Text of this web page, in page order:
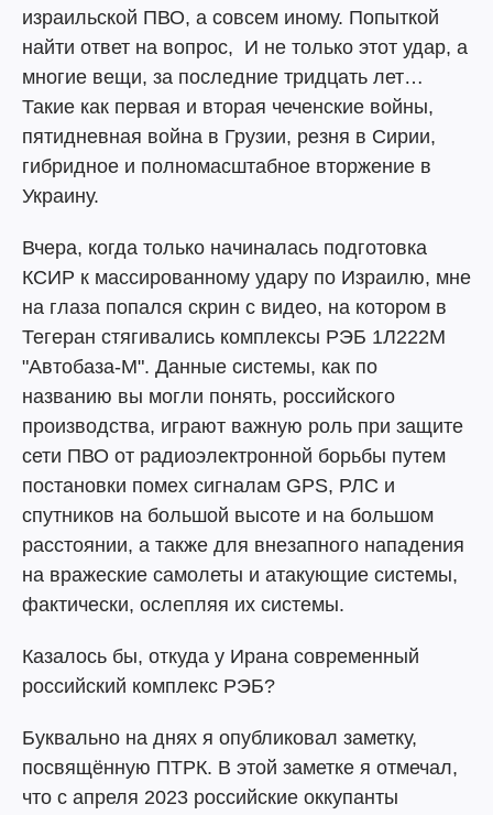
израильской ПВО, а совсем иному. Попыткой
найти ответ на вопрос, И не только этот удар, а
многие вещи, за последние тридцать лет…
Такие как первая и вторая чеченские войны,
пятидневная война в Грузии, резня в Сирии,
гибридное и полномасштабное вторжение в
Украину.
Вчера, когда только начиналась подготовка
КСИР к массированному удару по Израилю, мне
на глаза попался скрин с видео, на котором в
Тегеран стягивались комплексы РЭБ 1Л222М
"Автобаза-М". Данные системы, как по
названию вы могли понять, российского
производства, играют важную роль при защите
сети ПВО от радиоэлектронной борьбы путем
постановки помех сигналам GPS, РЛС и
спутников на большой высоте и на большом
расстоянии, а также для внезапного нападения
на вражеские самолеты и атакующие системы,
фактически, ослепляя их системы.
Казалось бы, откуда у Ирана современный
российский комплекс РЭБ?
Буквально на днях я опубликовал заметку,
посвящённую ПТРК. В этой заметке я отмечал,
что с апреля 2023 российские оккупанты